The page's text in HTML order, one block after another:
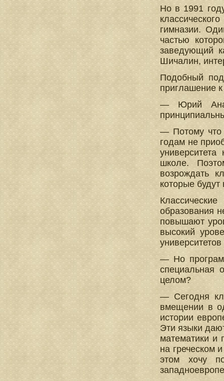
Но в 1991
гимназии.
частью
заведующий
Шичалин,
Подобный
приглашение
— Юрий
— Потому что
годам не
школе.
возрождать
которые
образования
повышают
высокий
— Но
специальная
целом?
— Сегодня
вмещении в
истории
Эти языки
математики и
на греческом
этом хочу